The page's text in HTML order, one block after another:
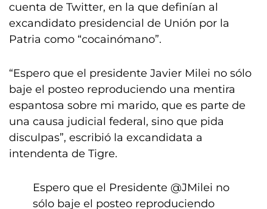
cuenta de Twitter, en la que definían al
excandidato presidencial de Unión por la
Patria como “cocainómano”.
“Espero que el presidente Javier Milei no sólo
baje el posteo reproduciendo una mentira
espantosa sobre mi marido, que es parte de
una causa judicial federal, sino que pida
disculpas”, escribió la excandidata a
intendenta de Tigre.
Espero que el Presidente @JMilei no
sólo baje el posteo reproduciendo